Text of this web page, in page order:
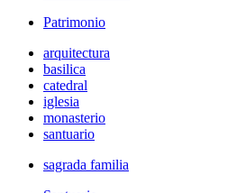
Patrimonio
arquitectura
basilica
catedral
iglesia
monasterio
santuario
sagrada familia